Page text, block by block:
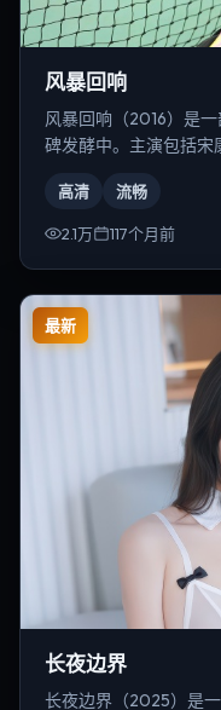
风暴回响
风暴回响（2016）是
碑发酵中。主演包括宋
高清 流畅
2.1万 117个月前
最新
长夜边界
长夜边界（2025）是